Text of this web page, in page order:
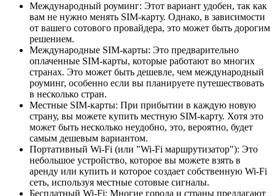
Международный роуминг: Этот вариант удобен, так как
вам не нужно менять SIM-карту. Однако, в зависимости
от вашего сотового провайдера, это может быть дорогим
решением.
Международные SIM-карты: Это предварительно
оплаченные SIM-карты, которые работают во многих
странах. Это может быть дешевле, чем международный
роуминг, особенно если вы планируете путешествовать
в несколько стран.
Местные SIM-карты: При прибытии в каждую новую
страну, вы можете купить местную SIM-карту. Хотя это
может быть несколько неудобно, это, вероятно, будет
самым дешевым вариантом.
Портативный Wi-Fi (или "Wi-Fi маршрутизатор"): Это
небольшое устройство, которое вы можете взять в
аренду или купить и которое создает собственную Wi-Fi
сеть, используя местные сотовые сигналы.
Бесплатный Wi-Fi: Многие города и страны предлагают